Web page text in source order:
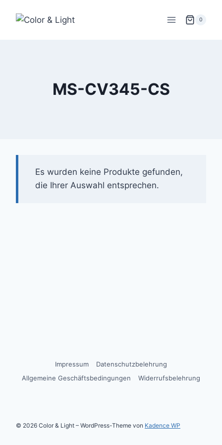
Inhalt
0
MS-CV345-CS
Es wurden keine Produkte gefunden,
die Ihrer Auswahl entsprechen.
Impressum
Datenschutzbelehrung
Allgemeine Geschäftsbedingungen
Widerrufsbelehrung
© 2026 Color & Light – WordPress-Theme von Kadence WP